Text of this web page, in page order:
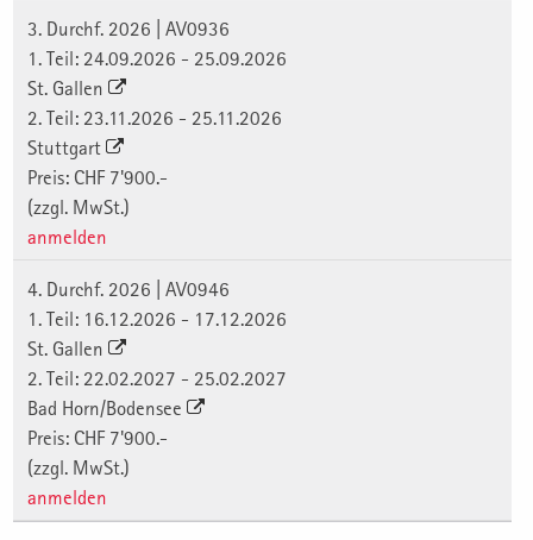
3. Durchf. 2026 | AV0936
1. Teil: 24.09.2026 - 25.09.2026
St. Gallen
2. Teil: 23.11.2026 - 25.11.2026
Stuttgart
Preis: CHF 7'900.-
(zzgl. MwSt.)
anmelden
4. Durchf. 2026 | AV0946
1. Teil: 16.12.2026 - 17.12.2026
St. Gallen
2. Teil: 22.02.2027 - 25.02.2027
Bad Horn/Bodensee
Preis: CHF 7'900.-
(zzgl. MwSt.)
anmelden